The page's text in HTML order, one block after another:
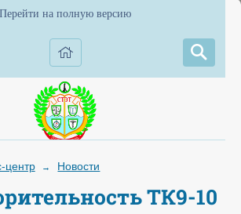
Перейти на полную версию
центр → Новости
ТК9-10